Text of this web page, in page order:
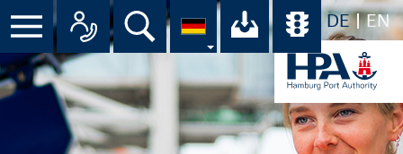
DE EN
Suche Ihr Download-